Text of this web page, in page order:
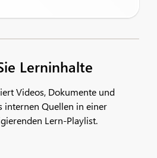
Lerninhalte
Videos, Dokumente und
internen Quellen in einer
Lern-Playlist.